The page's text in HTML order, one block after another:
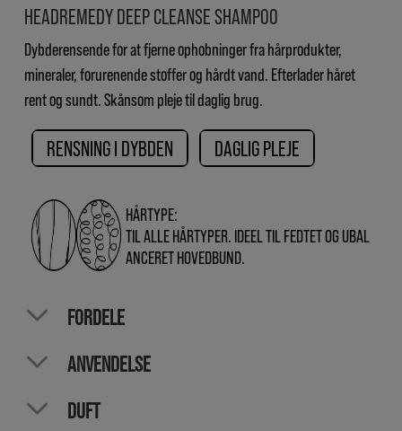
HEADREMEDY DEEP CLEANSE SHAMPOO
Dybderensende for at fjerne ophobninger fra hårprodukter,
mineraler, forurenende stoffer og hårdt vand. Efterlader håret
rent og sundt. Skånsom pleje til daglig brug.
RENSNING I DYBDEN DAGLIG PLEJE
HÅRTYPE:
TIL ALLE HÅRTYPER. IDEEL TIL FEDTET OG UBAL
ANCERET HOVEDBUND.
FORDELE
ANVENDELSE
DUFT